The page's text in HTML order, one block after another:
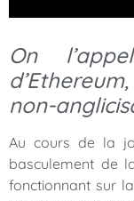
On
non-
Au cours de la
basculement de
fonctionnant sur